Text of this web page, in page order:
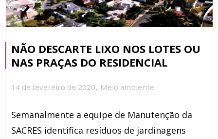
NÃO DESCARTE LIXO NOS LOTES OU
NAS PRAÇAS DO RESIDENCIAL
14 de fevereiro de 2020, Meio ambiente
Semanalmente a equipe de Manutenção da
SACRES identifica resíduos de jardinagens